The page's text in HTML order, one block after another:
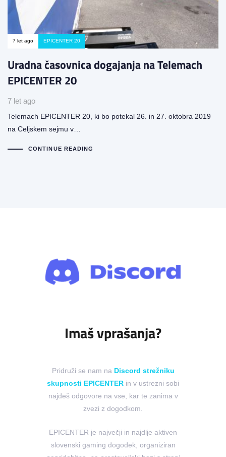
7 let ago EPICENTER 20
Uradna časovnica dogajanja na Telemach
EPICENTER 20
7 let ago
Telemach EPICENTER 20, ki bo potekal 26. in 27. oktobra 2019
na Celjskem sejmu v…
CONTINUE READING
Imaš vprašanja?
Pridruži se nam na Discord strežniku
skupnosti EPICENTER in v ustrezni sobi
najdeš odgovore na vse, kar te zanima v
zvezi z dogodkom.
EPICENTER je največji in najdlje aktiven
slovenski gaming dogodek, organiziran